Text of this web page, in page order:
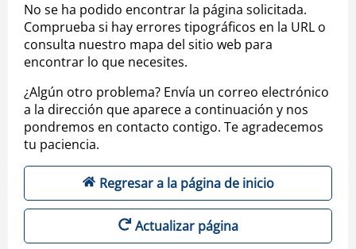
No se ha podido encontrar la página solicitada.
Comprueba si hay errores tipográficos en la URL o
consulta nuestro mapa del sitio web para
encontrar lo que necesites.
¿Algún otro problema? Envía un correo electrónico
a la dirección que aparece a continuación y nos
pondremos en contacto contigo. Te agradecemos
tu paciencia.
Regresar a la página de inicio
Actualizar página